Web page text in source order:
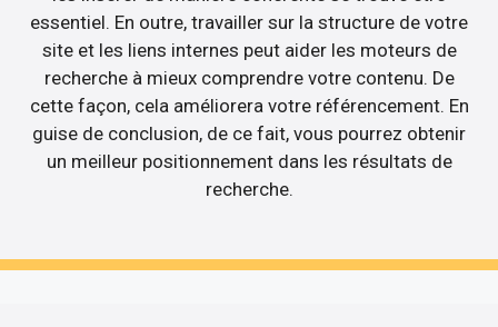
essentiel. En outre, travailler sur la structure de votre
site et les liens internes peut aider les moteurs de
recherche à mieux comprendre votre contenu. De
cette façon, cela améliorera votre référencement. En
guise de conclusion, de ce fait, vous pourrez obtenir
un meilleur positionnement dans les résultats de
recherche.